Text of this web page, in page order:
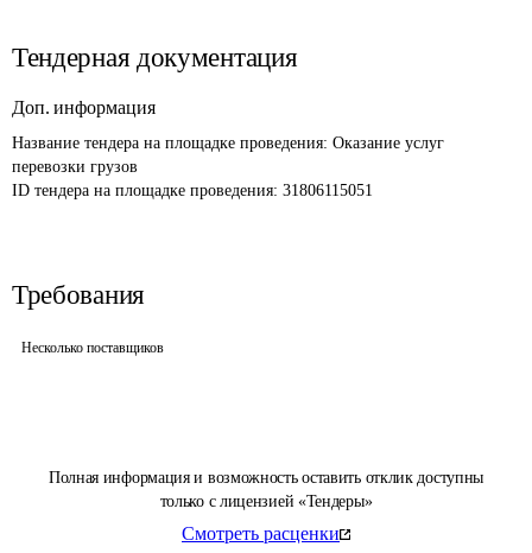
Полная информация и возможность оставить отклик доступны
только с лицензией «Тендеры»
Смотреть расценки
Тендерная документация
Доп. информация
Название тендера на площадке проведения: Оказание услуг
перевозки грузов
ID тендера на площадке проведения: 31806115051
Требования
Несколько поставщиков